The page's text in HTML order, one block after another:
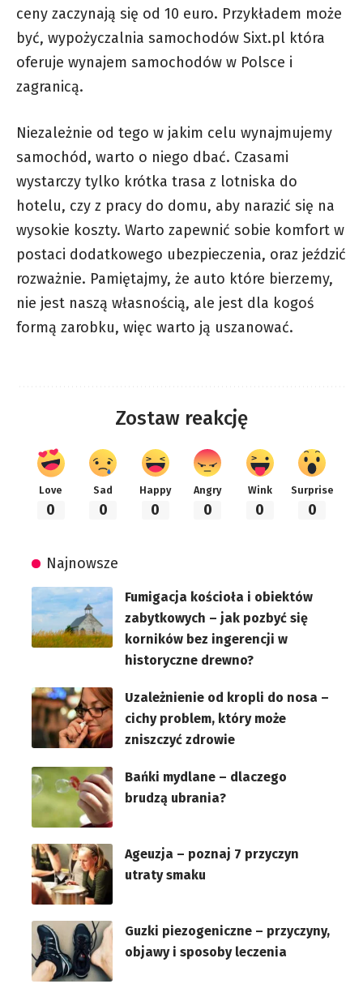
ceny zaczynają się od 10 euro. Przykładem może
być, wypożyczalnia samochodów Sixt.pl która
oferuje wynajem samochodów w Polsce i
zagranicą.
Niezależnie od tego w jakim celu wynajmujemy
samochód, warto o niego dbać. Czasami
wystarczy tylko krótka trasa z lotniska do
hotelu, czy z pracy do domu, aby narazić się na
wysokie koszty. Warto zapewnić sobie komfort w
postaci dodatkowego ubezpieczenia, oraz jeździć
rozważnie. Pamiętajmy, że auto które bierzemy,
nie jest naszą własnością, ale jest dla kogoś
formą zarobku, więc warto ją uszanować.
Zostaw reakcję
Love
0
Sad
0
Happy
0
Angry
0
Wink
0
Surprise
0
Najnowsze
Fumigacja kościoła i obiektów
zabytkowych – jak pozbyć się
korników bez ingerencji w
historyczne drewno?
Uzależnienie od kropli do nosa –
cichy problem, który może
zniszczyć zdrowie
Bańki mydlane – dlaczego
brudzą ubrania?
Ageuzja – poznaj 7 przyczyn
utraty smaku
Guzki piezogeniczne – przyczyny,
objawy i sposoby leczenia